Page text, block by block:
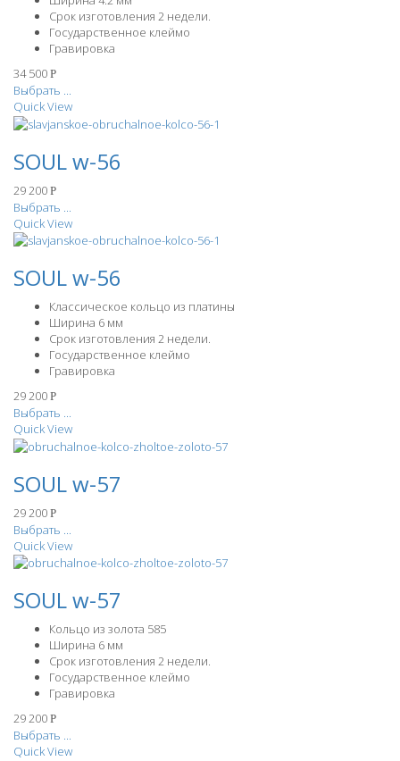
Срок изготовления 2 недели.
Государственное клеймо
Гравировка
34 500 Р
Выбрать ...
Quick View
SOUL w-56
29 200 Р
Выбрать ...
Quick View
SOUL w-56
Классическое кольцо из платины
Ширина 6 мм
Срок изготовления 2 недели.
Государственное клеймо
Гравировка
29 200 Р
Выбрать ...
Quick View
SOUL w-57
29 200 Р
Выбрать ...
Quick View
SOUL w-57
Кольцо из золота 585
Ширина 6 мм
Срок изготовления 2 недели.
Государственное клеймо
Гравировка
29 200 Р
Выбрать ...
Quick View